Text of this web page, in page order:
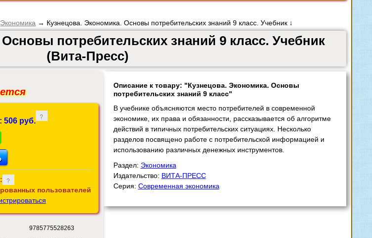
Экономика → Кузнецова. Экономика. Основы потребительских знаний 9 класс. Учебник ↓
потребительских знаний 9 класс. Учебник
(Вита-Пресс)
506 руб.
пользователей
9785775528263
Описание к товару: "Кузнецова. Экономика. Основы
потребительских знаний 9 класс"
В учебнике объясняются место потребителей в современной
экономике, их права и обязанности, рассказывается об алгоритме
действий в типичных потребительских ситуациях. Несколько
разделов посвящено работе с потребительской информацией и
использованию различных денежных инструментов.
Раздел: Экономика
Издательство: ВИТА-ПРЕСС
Серия: Современная экономика